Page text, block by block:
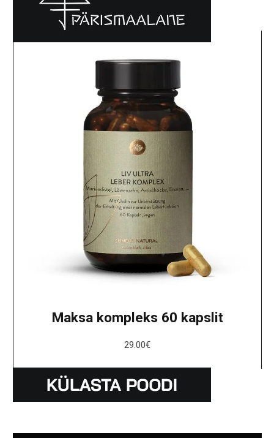
Maksa kompleks 60 kapslit
29.00€